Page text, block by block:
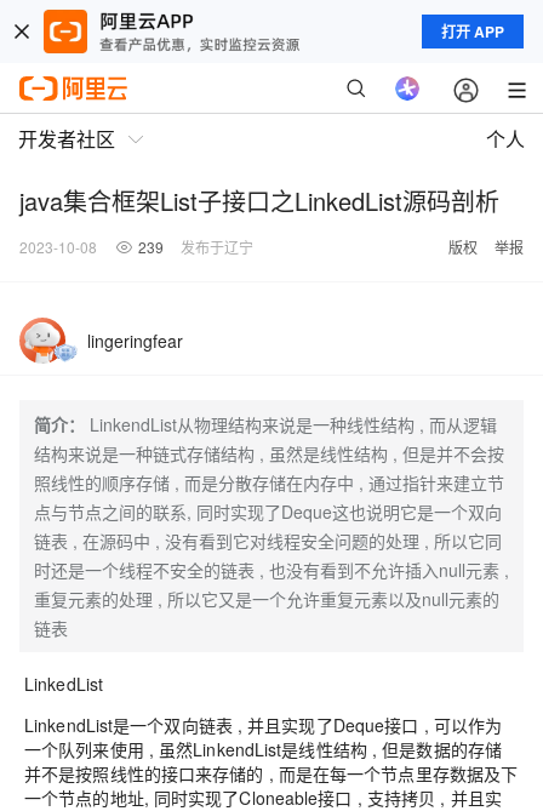
打开 APP
开发者社区 个人
java集合框架List子接口之LinkedList源码剖析
2023-10-08 239 发布于辽宁 版权 举报
lingeringfear
简介：
LinkendList从物理结构来说是一种线性结构 , 而从逻辑
结构来说是一种链式存储结构 , 虽然是线性结构 , 但是并不会按
照线性的顺序存储 , 而是分散存储在内存中 , 通过指针来建立节
点与节点之间的联系, 同时实现了Deque这也说明它是一个双向
链表 , 在源码中 , 没有看到它对线程安全问题的处理 , 所以它同
时还是一个线程不安全的链表 , 也没有看到不允许插入null元素 ,
重复元素的处理 , 所以它又是一个允许重复元素以及null元素的
链表
LinkedList
LinkendList是一个双向链表 , 并且实现了Deque接口 , 可以作为
一个队列来使用 , 虽然LinkendList是线性结构 , 但是数据的存储
并不是按照线性的接口来存储的 , 而是在每一个节点里存数据及下
一个节点的地址, 同时实现了Cloneable接口 , 支持拷贝 , 并且实